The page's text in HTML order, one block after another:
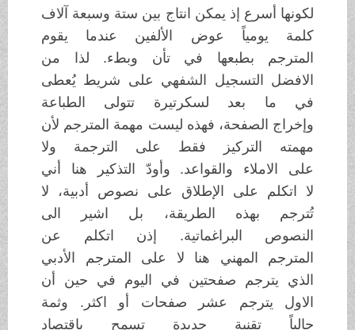
لكونها أسرع إذ يمكن انتاج بين ستة وسبعة آلاف
كلمة
يومياً عوض الألفين عندما يقوم
المترجم
بطبعها في تأن وبطء. لذا من
الافضل التسجيل الشفهي على شريط يُعطى
في ما بعد
لسكرتيرة تتولى الطباعة
وإخراج الصفحة، فهذه ليست مهمة المترجم لأن
مهمته
التركيز فقط على الترجمة ولا
على
الاملاء والقواعد. وأودّ التذكير هنا أني
اتكلم على الإطلاق على نصوص أدبية، لا
تُترجم بهذه الطريقة، بل اشير الى
النصوص
البراغماتية. إذن اتكلم عن
المترجم
المهني هنا لا على المترجم الأدبي
الذي يترجم صفحتين في اليوم في حين أن
الاول
يترجم عشر صفحات أو اكثر. وثمة
حالياً
تقنية جديدة تسمح باقتصاد